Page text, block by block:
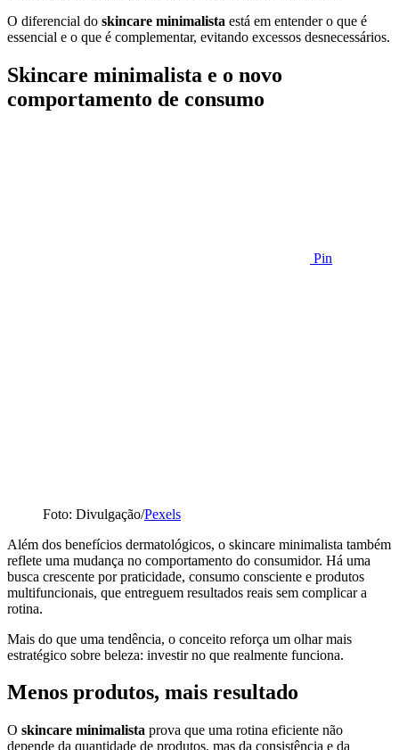
O diferencial do skincare minimalista está em entender o que é
essencial e o que é complementar, evitando excessos desnecessários.
Skincare minimalista e o novo
comportamento de consumo
Pin
Foto: Divulgação/Pexels
Além dos benefícios dermatológicos, o skincare minimalista também
reflete uma mudança no comportamento do consumidor. Há uma
busca crescente por praticidade, consumo consciente e produtos
multifuncionais, que entreguem resultados reais sem complicar a
rotina.
Mais do que uma tendência, o conceito reforça um olhar mais
estratégico sobre beleza: investir no que realmente funciona.
Menos produtos, mais resultado
O skincare minimalista prova que uma rotina eficiente não
depende da quantidade de produtos, mas da consistência e da